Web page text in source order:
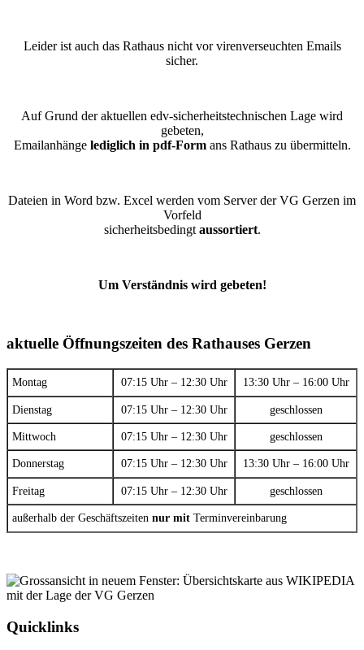
Leider ist auch das Rathaus nicht vor virenverseuchten Emails
sicher.
Auf Grund der aktuellen edv-sicherheitstechnischen Lage wird
gebeten,
Emailanhänge lediglich in pdf-Formans Rathaus zu übermitteln.
Dateien in Word bzw. Excel werden vom Server der VG Gerzen im
Vorfeld
sicherheitsbedingt aussortiert.
Um Verständnis wird gebeten!
aktuelle Öffnungszeiten des Rathauses Gerzen
Montag 07:15 Uhr – 12:30 Uhr 13:30 Uhr – 16:00 Uhr
Dienstag 07:15 Uhr – 12:30 Uhr geschlossen
Mittwoch 07:15 Uhr – 12:30 Uhr geschlossen
Donnerstag 07:15 Uhr – 12:30 Uhr 13:30 Uhr – 16:00 Uhr
Freitag 07:15 Uhr – 12:30 Uhr geschlossen
außerhalb der Geschäftszeiten nur mit Terminvereinbarung
Quicklinks